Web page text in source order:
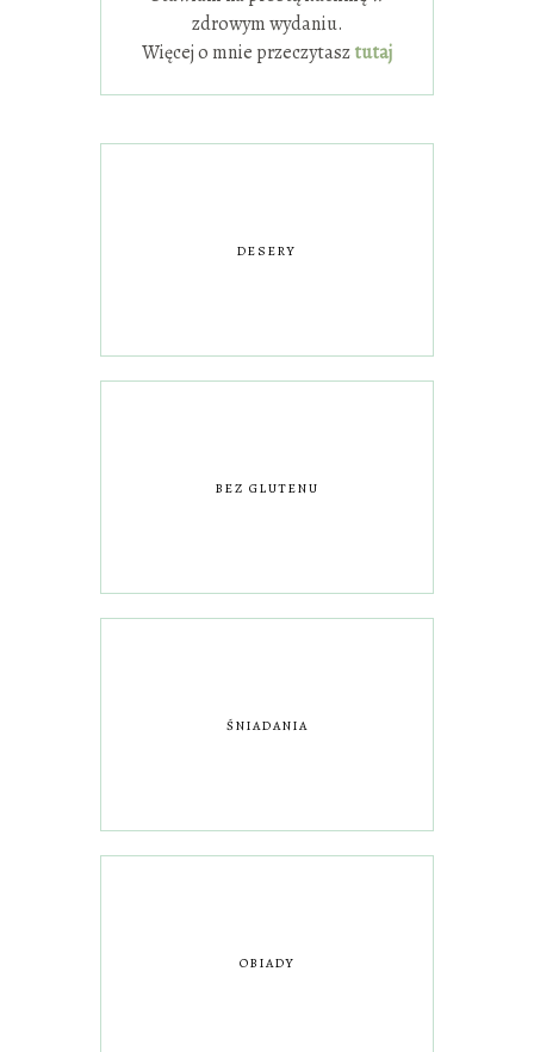
zdrowym wydaniu.
Więcej o mnie przeczytasztutaj
DESERY
BEZ GLUTENU
ŚNIADANIA
OBIADY